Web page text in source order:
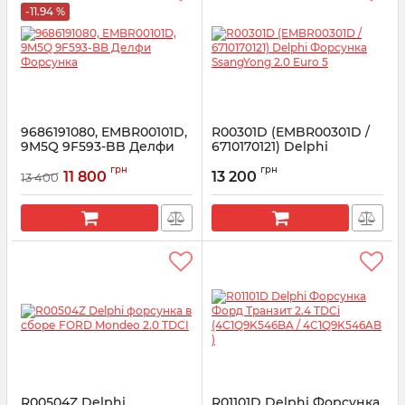
-11.94 %
9686191080, EMBR00101D,
9M5Q 9F593-BB Делфи
Артикул: R00101DP
13 400 11 800 грн
R00301D (EMBR00301D /
6710170121) Delphi
Euro 5
Артикул: R00301D
13 200 грн